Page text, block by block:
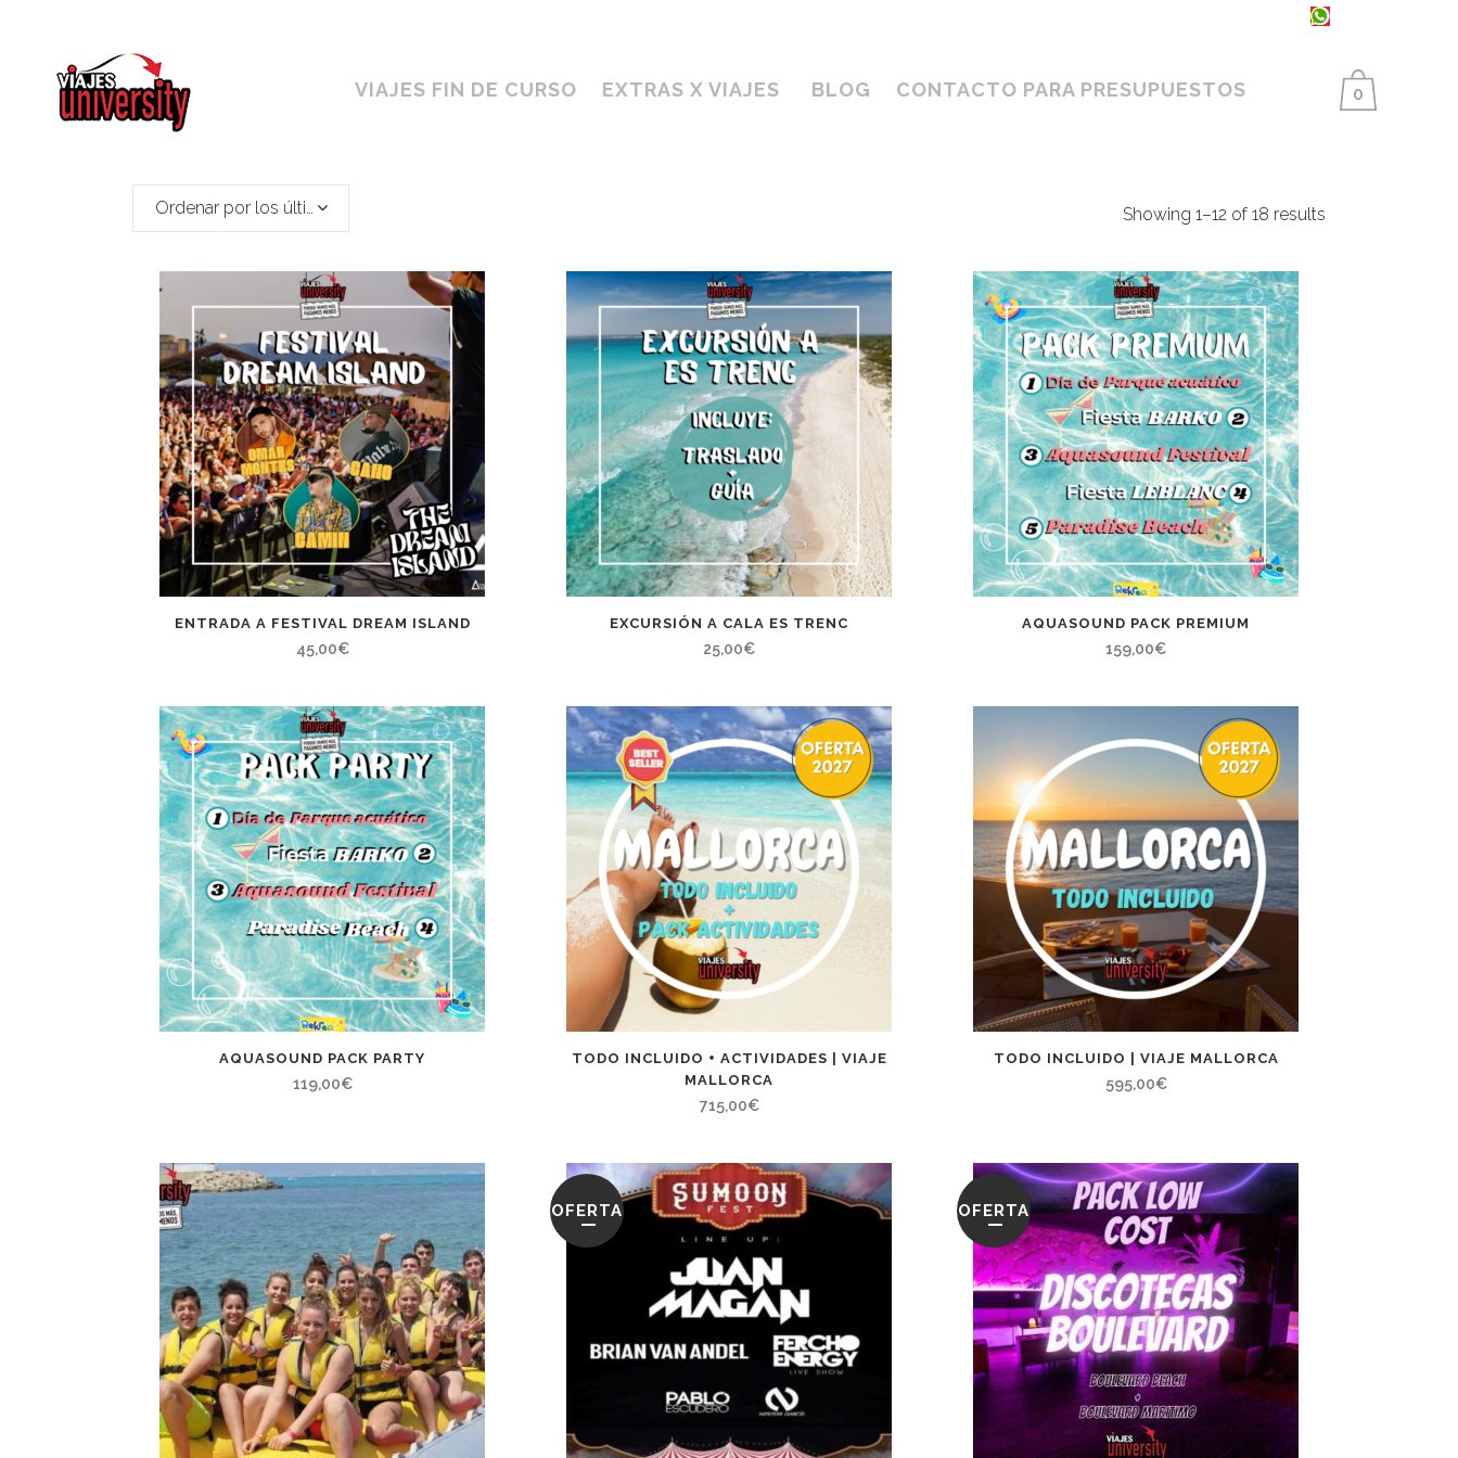
0
VIAJES FIN DE CURSO EXTRAS X VIAJES BLOG CONTACTO PARA PRESUPUESTOS
Showing 1–12 of 18 results
Ordenar por los últimos
ENTRADA A FESTIVAL DREAM ISLAND
45,00€
EXCURSIÓN A CALA ES TRENC
25,00€
AQUASOUND PACK PREMIUM
159,00€
AQUASOUND PACK PARTY
119,00€
TODO INCLUIDO + ACTIVIDADES | VIAJE
MALLORCA
715,00€
TODO INCLUIDO | VIAJE MALLORCA
595,00€
OFERTA OFERTA